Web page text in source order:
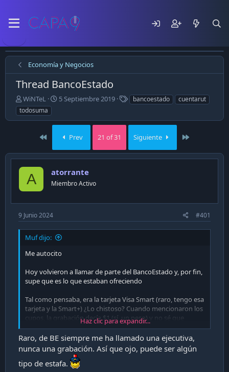
Economía y Negocios
Thread BancoEstado
E
m
p
e
m
WiNTeL
F
h
e
u
b
c
i
n
5 Septiembre 2019
T
a
s
bancoestado
cuentarut
todosuma
First Prev 21 of 31 Siguiente
A atorrante
Miembro Activo
9 Junio 2024 #401
Muf dijo:
Me autocito
Hoy volvieron a llamar de parte del BancoEstado y, por fin,
supe que es lo que estaban ofreciendo
Tal como pensaba, era la tarjeta Visa Smart (raro, tengo esa
tarjeta y la Smart+) ¿Lo chistoso? Cuando mencionaron los
cupos, la grabación decía $1 (sí, un peso) y no sé que
monto en dólares
Aún me estoy riendo del cupo de un peso jajaja
Algo me dice que es un aumento de cupo o derechamente
Haz clic para expandir...
Raro, de BE siempre me ha llamado una ejecutiva,
nunca una grabación. Así que ojo, puede ser algún
tipo de estafa.